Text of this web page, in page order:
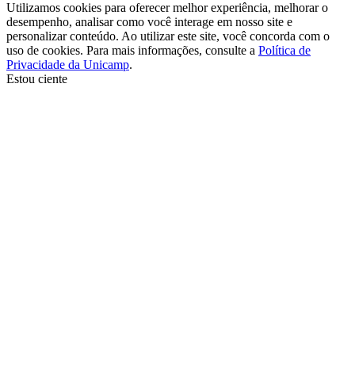
Utilizamos cookies para oferecer melhor experiência, melhorar o
desempenho, analisar como você interage em nosso site e
personalizar conteúdo. Ao utilizar este site, você concorda com o
uso de cookies. Para mais informações, consulte a Política de
Privacidade da Unicamp.
Estou ciente